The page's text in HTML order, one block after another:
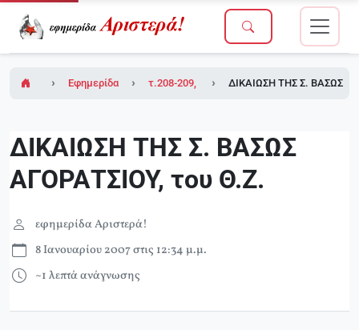
Εφημερίδα Αριστερά!τ.208-209, 15/12/2006 (σε ένθετο οι
ΔΙΚΑΙΩΣΗ ΤΗΣ Σ. ΒΑΣΩΣ
ΔΙΚΑΙΩΣΗ ΤΗΣ Σ. ΒΑΣΩΣ
ΑΓΟΡΑΤΣΙΟΥ, του Θ.Ζ.
εφημερίδα Αριστερά!
8 Ιανουαρίου 2007 στις 12:34 μ.μ.
~1 λεπτά ανάγνωσης